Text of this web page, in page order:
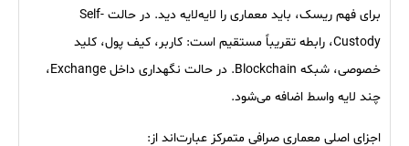
برای فهم ریسک، باید معماری را لایه‌لایه دید. در حالت Self-
Custody، رابطه تقریباً مستقیم است: کاربر، کیف پول، کلید
خصوصی، شبکه Blockchain. در حالت نگهداری داخل Exchange،
چند لایه واسط اضافه می‌شود.
اجزای اصلی معماری صرافی متمرکز عبارت‌اند از: